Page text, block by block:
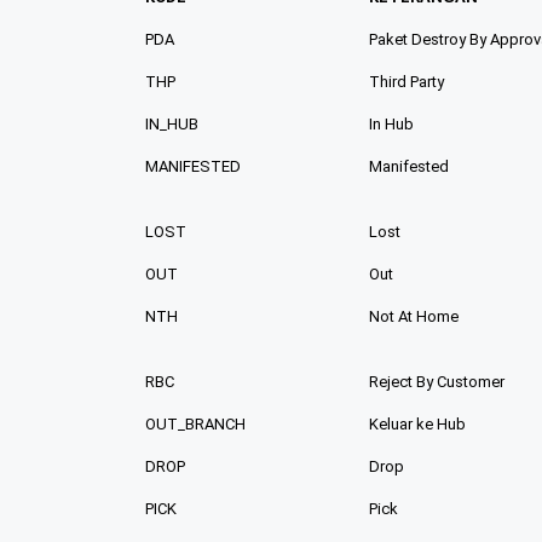
PDA Paket Destroy By
THP Third Party
IN_HUB In Hub
MANIFESTED Manifested
LOST Lost
OUT Out
NTH Not At Home
RBC Reject By Customer
OUT_BRANCH Keluar ke Hub
DROP Drop
PICK Pick